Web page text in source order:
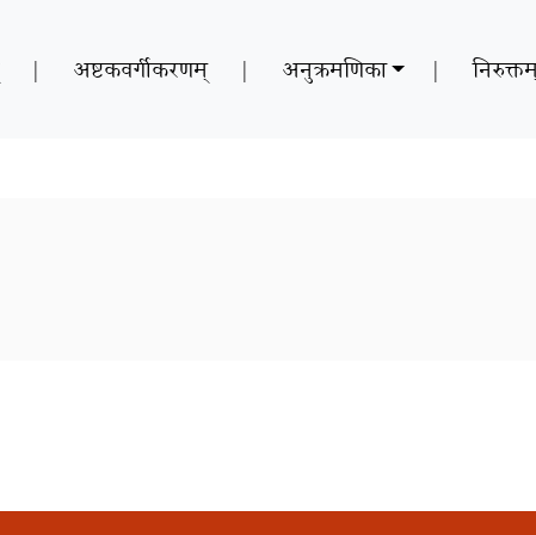
| अष्टकवर्गीकरणम् | अनुक्रमणिका |